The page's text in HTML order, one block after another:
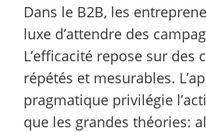
Dans le B2B, les
luxe d’attendre des
L’efficacité repose sur des
répétés et mesurables.
pragmatique privilégie
que les grandes théories: